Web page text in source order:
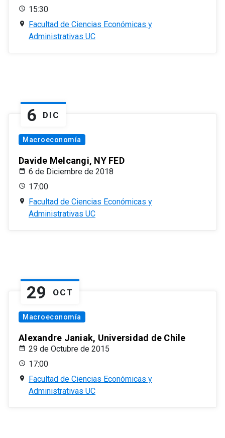
15:30
Facultad de Ciencias Económicas y
Administrativas UC
6 DIC
Macroeconomía
Davide Melcangi, NY FED
6 de Diciembre de 2018
17:00
Facultad de Ciencias Económicas y
Administrativas UC
29 OCT
Macroeconomía
Alexandre Janiak, Universidad de Chile
29 de Octubre de 2015
17:00
Facultad de Ciencias Económicas y
Administrativas UC